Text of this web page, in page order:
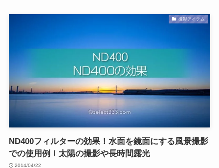
撮影アイテム
ND400フィルターの効果！水面を鏡面にする風景撮影
での使用例！太陽の撮影や長時間露光
2014/04/22